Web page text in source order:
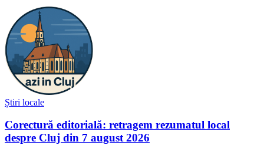
Știri locale
Corectură editorială: retragem rezumatul local
despre Cluj din 7 august 2026